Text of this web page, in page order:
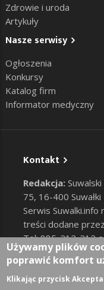
Zdrowie i uroda
Artykuły
Nasze serwisy
Ogłoszenia
Konkursy
Katalog firm
Informator medyczny
Kontakt
Redakcja:
75, 16-400 Suwałki
Serwis Suwalki.info
treści dodane
Tel: 885-212-212
RODO |Cookies
User account
Zaloguj
Używamy plików
poprawić komfort
Klikając przycisk